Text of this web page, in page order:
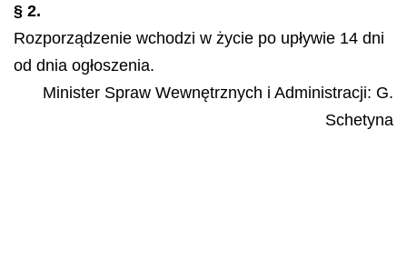
§ 2.
Rozporządzenie wchodzi w życie po upływie 14 dni
od dnia ogłoszenia.
Minister Spraw Wewnętrznych i Administracji: G.
Schetyna